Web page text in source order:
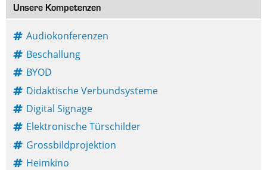
Unsere Kompetenzen
Audiokonferenzen
Beschallung
BYOD
Didaktische Verbundsysteme
Digital Signage
Elektronische Türschilder
Grossbildprojektion
Heimkino